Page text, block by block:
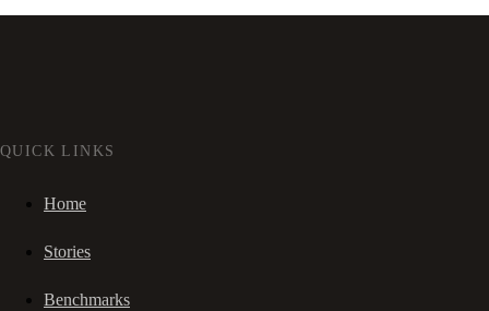
QUICK LINKS
Home
Stories
Benchmarks